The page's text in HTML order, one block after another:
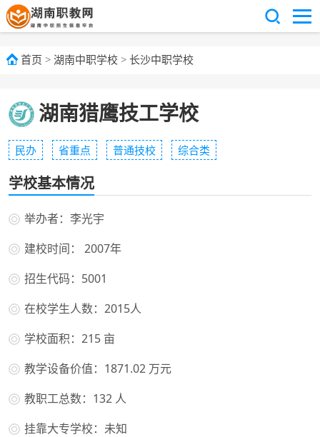
首页 > 湖南中职学校 > 长沙中职学校
湖南猎鹰技工学校
民办 省重点 普通技校 综合类
学校基本情况
举办者：李光宇
建校时间： 2007年
招生代码：5001
在校学生人数：2015人
学校面积：215 亩
教学设备价值：1871.02 万元
教职工总数：132 人
挂靠大专学校：未知